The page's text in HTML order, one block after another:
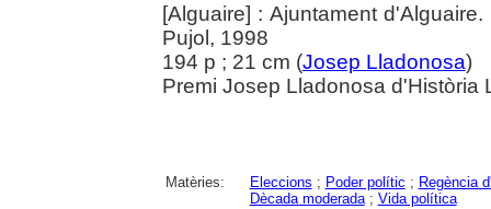
[Alguaire] : Ajuntament
Pujol, 1998
194 p ; 21 cm (Josep Lladonosa)
Premi Josep Lladonosa d'Història
Matèries: Eleccions ; Poder polític ; Regència
Dècada moderada; Vida política